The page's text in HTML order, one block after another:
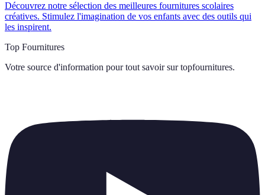
Découvrez notre sélection des meilleures fournitures scolaires
créatives. Stimulez l'imagination de vos enfants avec des outils qui
les inspirent.
Top Fournitures
Votre source d'information pour tout savoir sur topfournitures.